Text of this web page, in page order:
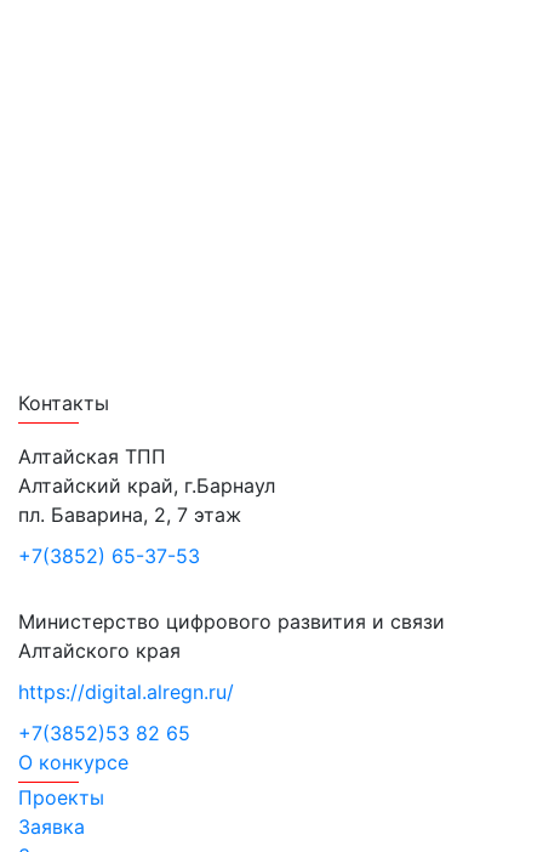
Контакты
Алтайская ТПП
Алтайский край, г.Барнаул
пл. Баварина, 2, 7 этаж
+7(3852) 65-37-53
Министерство цифрового развития и связи
Алтайского края
https://digital.alregn.ru/
+7(3852)53 82 65
О конкурсе
Проекты
Заявка